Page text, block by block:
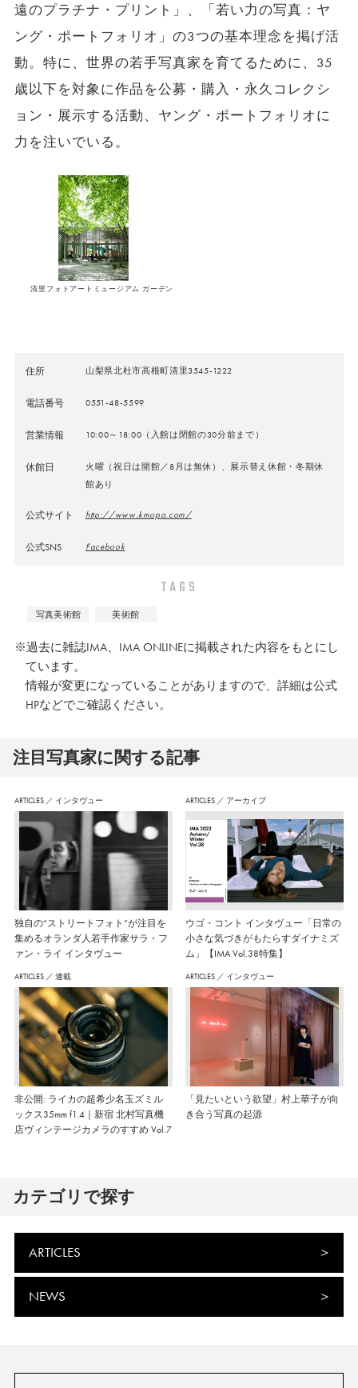
遠のプラチナ・プリント」、「若い力の写真：ヤ
ング・ポートフォリオ」の3つの基本理念を掲げ活
動。特に、世界の若手写真家を育てるために、35
歳以下を対象に作品を公募・購入・永久コレクシ
ョン・展示する活動、ヤング・ポートフォリオに
力を注いでいる。
清里フォトアートミュージアム ガーデン
住所 山梨県北杜市高根町清里3545-1222
電話番号 0551-48-5599
営業情報 10:00～18:00（入館は閉館の30分前まで）
休館日
火曜（祝日は開館／8月は無休）、展示替え休館・冬期休
館あり
公式サイト http://www.kmopa.com/
公式SNS Facebook
TAGS
写真美術館 美術館
※過去に雑誌IMA、IMA ONLINEに掲載された内容をもとにし
ています。
情報が変更になっていることがありますので、詳細は公式
HPなどでご確認ください。
注⽬写真家に関する記事
ARTICLES ／ インタヴュー
独自の“ストリートフォト”が注目を
集めるオランダ人若手作家サラ・フ
ァン・ライ インタヴュー
ARTICLES ／ アーカイブ
ウゴ・コント インタヴュー「日常の
小さな気づきがもたらすダイナミズ
ム」【IMA Vol.38特集】
ARTICLES ／ 連載
非公開: ライカの超希少名玉ズミル
ックス35mm f1.4｜新宿 北村写真機
店ヴィンテージカメラのすすめ Vol.7
ARTICLES ／ インタヴュー
「見たいという欲望」村上華子が向
き合う写真の起源
カテゴリで探す
ARTICLES
NEWS